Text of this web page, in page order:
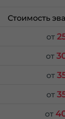
Стоимость
от
от
от
от
от